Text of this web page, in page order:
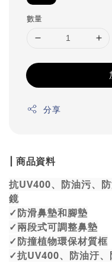
數量
分享
| 商品資料
抗UV400、防油污、
鏡
✓防滑鼻墊和腳墊
✓兩段式可調整鼻墊
✓防撞植物環保材質框
✓抗UV400、防油汙、